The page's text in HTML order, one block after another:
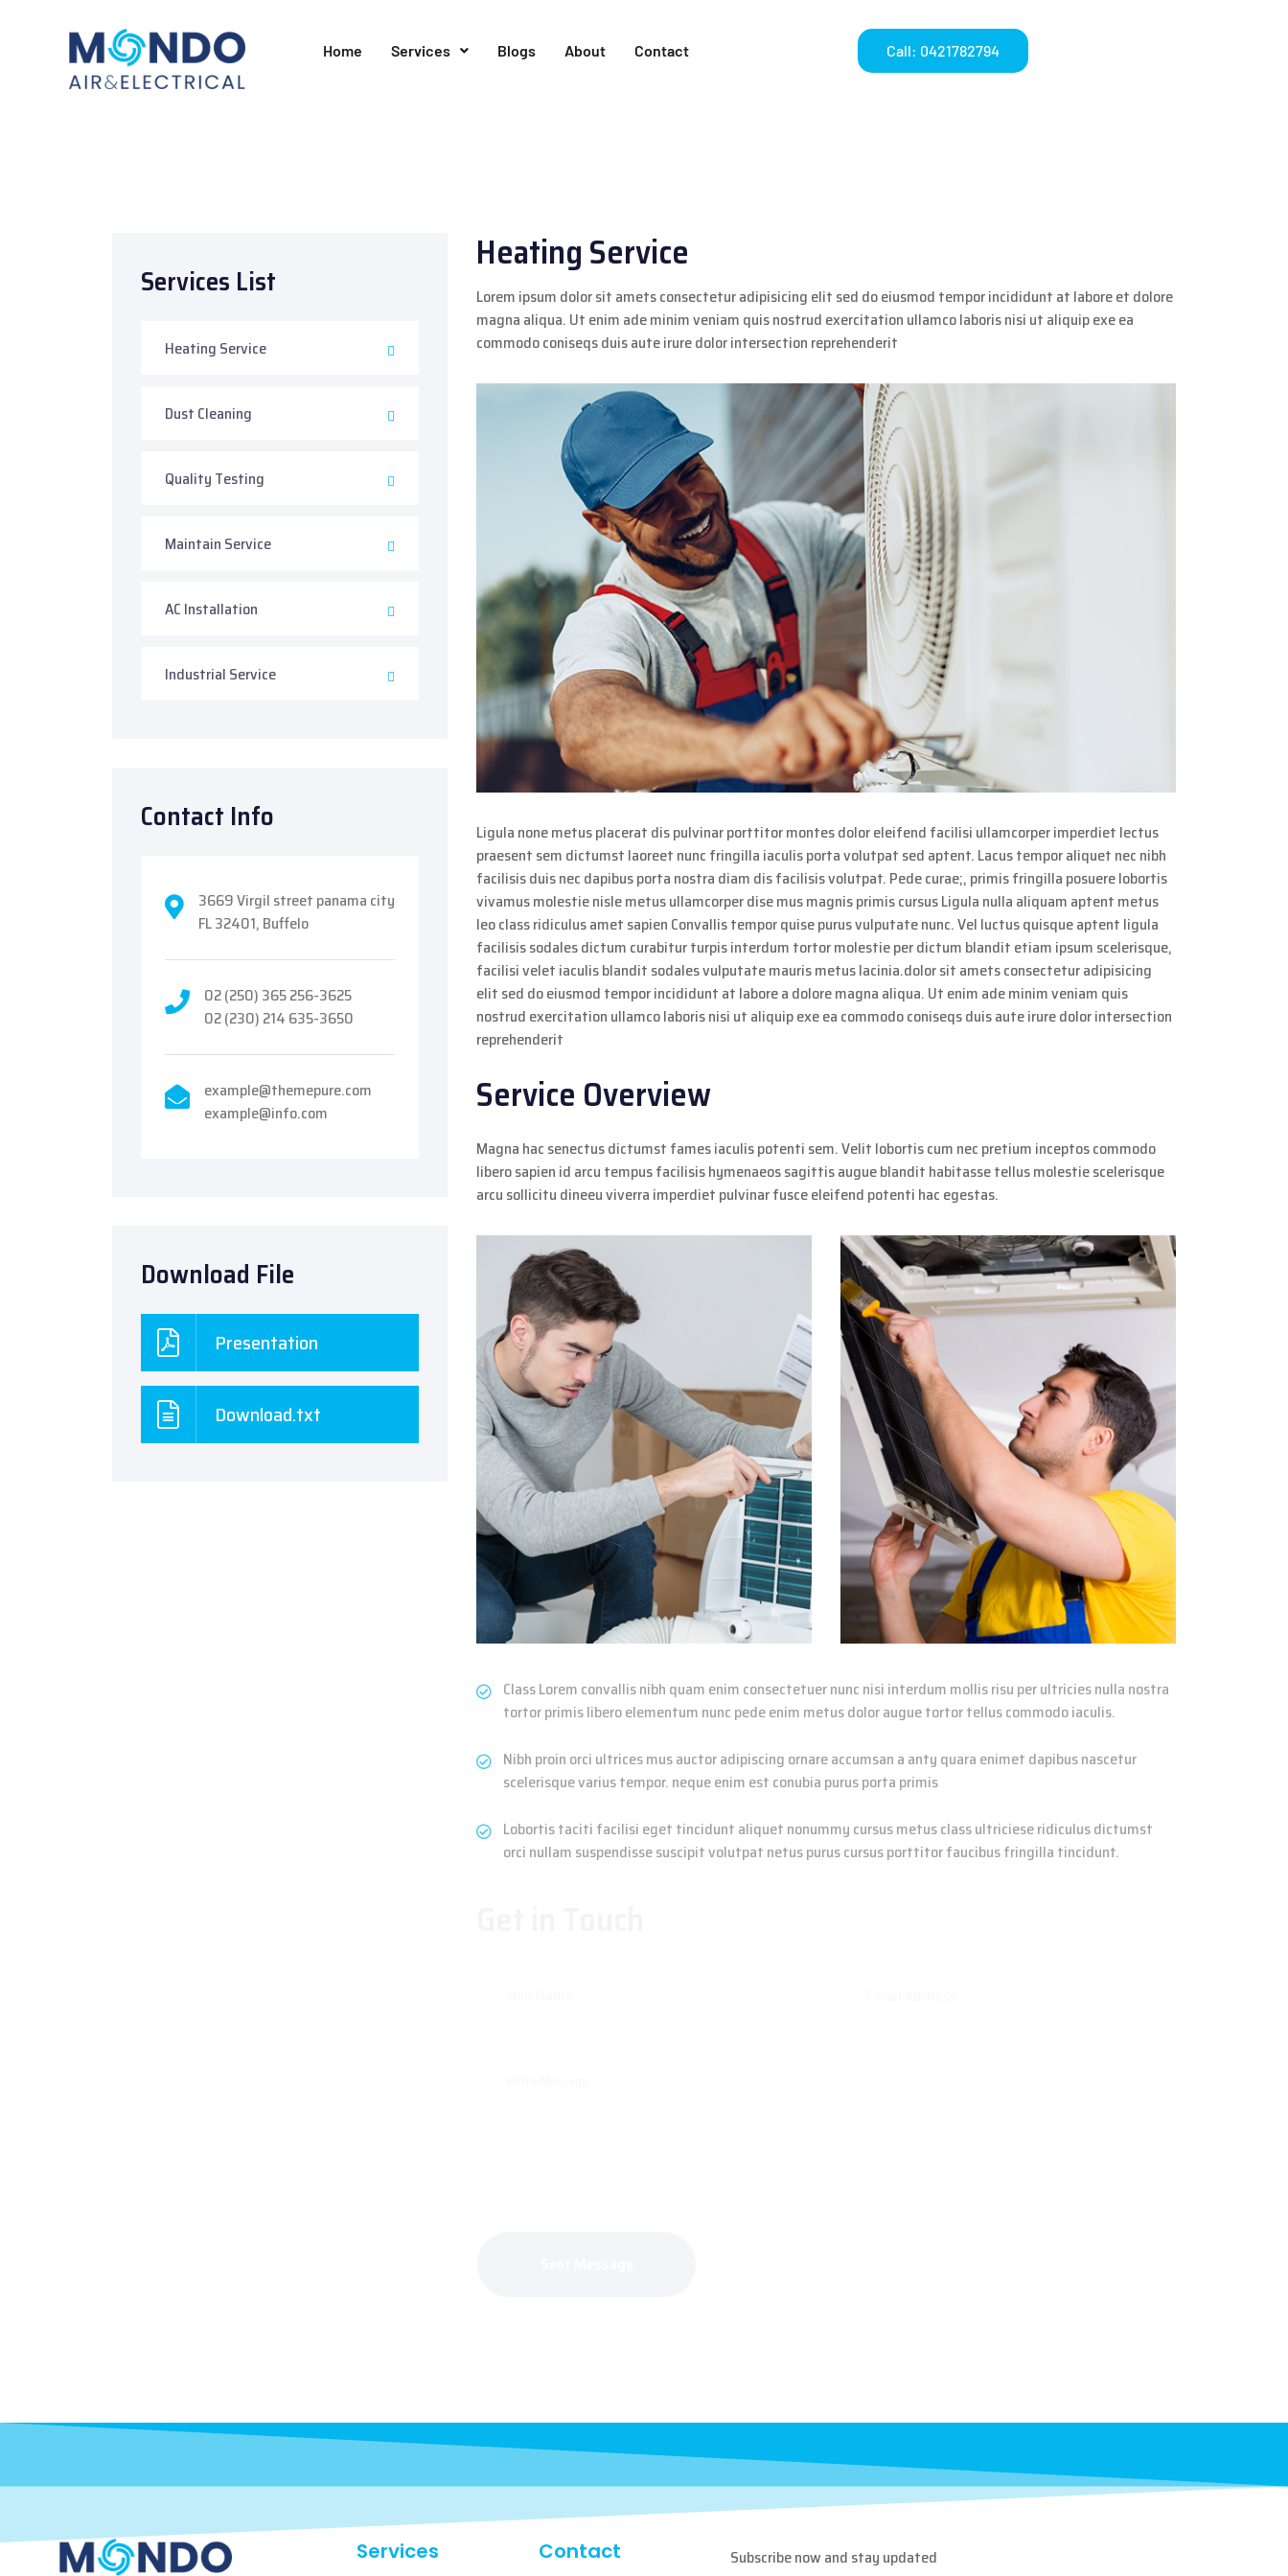
Home Services Blogs About Contact Call: 0421782794
Services List
Heating Service
Dust Cleaning
Quality Testing
Maintain Service
AC Installation
Industrial Service
Contact Info
3669 Virgil street panama city
FL 32401, Buffelo
02 (250) 365 256-3625
02 (230) 214 635-3650
example@themepure.com
example@info.com
Download File
Presentation
Download.txt
Heating Service
Lorem ipsum dolor sit amets consectetur adipisicing elit sed do eiusmod tempor incididunt at labore et dolore
magna aliqua. Ut enim ade minim veniam quis nostrud exercitation ullamco laboris nisi ut aliquip exe ea
commodo coniseqs duis aute irure dolor intersection reprehenderit
Ligula none metus placerat dis pulvinar porttitor montes dolor eleifend facilisi ullamcorper imperdiet lectus
praesent sem dictumst laoreet nunc fringilla iaculis porta volutpat sed aptent. Lacus tempor aliquet nec nibh
facilisis duis nec dapibus porta nostra diam dis facilisis volutpat. Pede curae;, primis fringilla posuere lobortis
vivamus molestie nisle metus ullamcorper dise mus magnis primis cursus Ligula nulla aliquam aptent metus
leo class ridiculus amet sapien Convallis tempor quise purus vulputate nunc. Vel luctus quisque aptent ligula
facilisis sodales dictum curabitur turpis interdum tortor molestie per dictum blandit etiam ipsum scelerisque,
facilisi velet iaculis blandit sodales vulputate mauris metus lacinia.dolor sit amets consectetur adipisicing
elit sed do eiusmod tempor incididunt at labore a dolore magna aliqua. Ut enim ade minim veniam quis
nostrud exercitation ullamco laboris nisi ut aliquip exe ea commodo coniseqs duis aute irure dolor intersection
reprehenderit
Service Overview
Magna hac senectus dictumst fames iaculis potenti sem. Velit lobortis cum nec pretium inceptos commodo
libero sapien id arcu tempus facilisis hymenaeos sagittis augue blandit habitasse tellus molestie scelerisque
arcu sollicitu dineeu viverra imperdiet pulvinar fusce eleifend potenti hac egestas.
Class Lorem convallis nibh quam enim consectetuer nunc nisi interdum mollis risu per ultricies nulla nostra
tortor primis libero elementum nunc pede enim metus dolor augue tortor tellus commodo iaculis.
Nibh proin orci ultrices mus auctor adipiscing ornare accumsan a anty quara enimet dapibus nascetur
scelerisque varius tempor. neque enim est conubia purus porta primis
Lobortis taciti facilisi eget tincidunt aliquet nonummy cursus metus class ultriciese ridiculus dictumst
orci nullam suspendisse suscipit volutpat netus purus cursus porttitor faucibus fringilla tincidunt.
Services Contact Subscribe now and stay updated